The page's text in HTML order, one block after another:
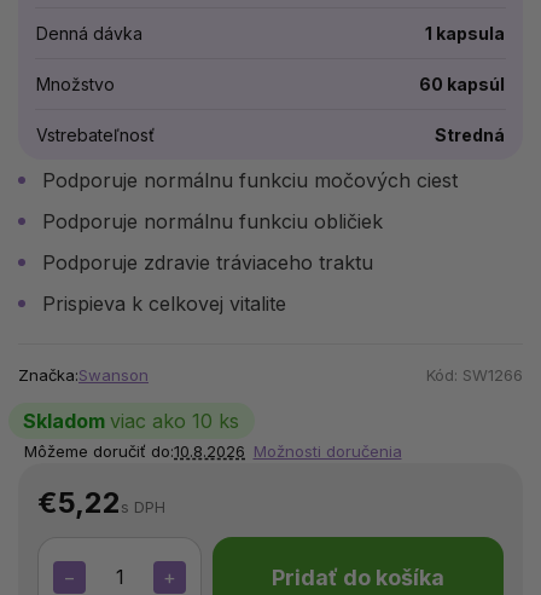
€5,22s DPH
+
− Pridať do košíka
Podporuje normálnu funkciu močových ciest
Podporuje normálnu funkciu obličiek
Podporuje zdravie tráviaceho traktu
Prispieva k celkovej vitalite
Značka:Swanson Kód: SW1266
Denná dávka 1 kapsula
Množstvo 60 kapsúl
Vstrebateľnosť Stredná
Skladom viac ako 10 ks
Môžeme doručiť do:10.8.2026 Možnosti doručenia